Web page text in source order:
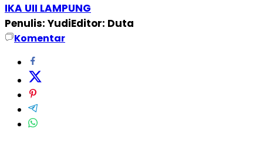
IKA UII LAMPUNG
Penulis: YudiEditor: Duta
Komentar